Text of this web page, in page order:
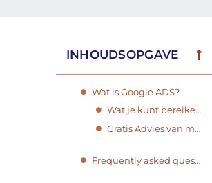
INHOUDSOPGAVE
Wat is Google ADS?
Wat je kunt bereiken met adverteren in de zoekmachine?
Gratis Advies van marketing experts aanvragen
Frequently asked questions